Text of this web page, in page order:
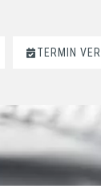
TERMIN